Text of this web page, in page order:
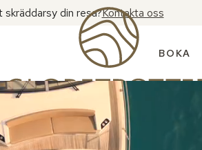
skräddarsy din resa?Kontakta oss
BOKA